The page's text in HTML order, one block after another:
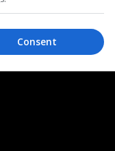
へ
Consent